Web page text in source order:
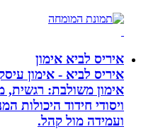
איריס לביא אימון
איריס לביא - אימון עיסקי
אימון משולבת: רגשית,
ויסודי חידוד היכולות
ועמידה מול קהל.